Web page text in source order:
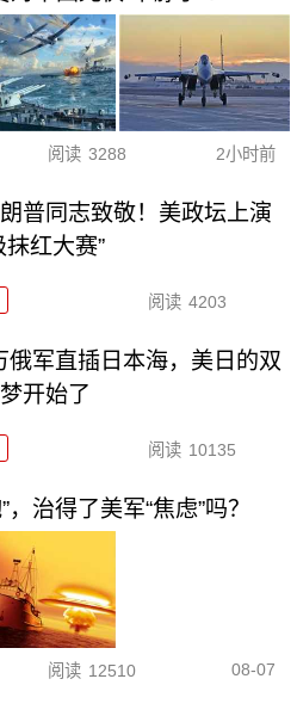
阅读 3288 2小时前
普同志致敬！美政坛上演
抹红大赛”
阅读 4203
俄军直插日本海，美日的双
开始了
阅读 10135
治得了美军“焦虑”吗？
阅读 12510 08-07